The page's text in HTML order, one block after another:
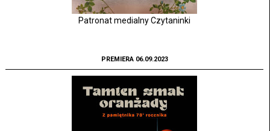
Patronat medialny Czytaninki
PREMIERA 06.09.2023